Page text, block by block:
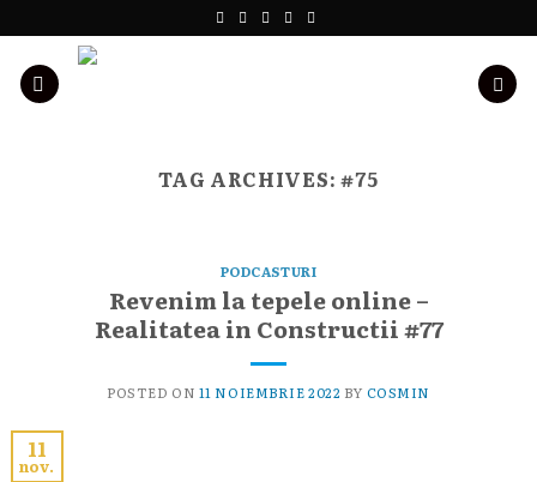
to
content
TAG ARCHIVES:#75
PODCASTURI
Revenim la tepele online –
Realitatea in Constructii #77
POSTED ON 11 NOIEMBRIE 2022 BY COSMIN
11
nov.